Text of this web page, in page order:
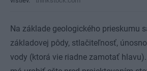
Na základe geologického prieskumu
základovej pôdy, stlačiteľnosť,
vody (ktorá vie riadne zamotať